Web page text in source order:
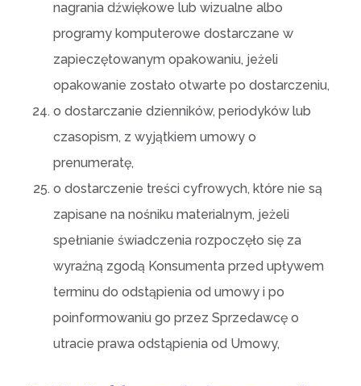
nagrania dźwiękowe lub wizualne albo
programy komputerowe dostarczane w
zapieczętowanym opakowaniu, jeżeli
opakowanie zostało otwarte po dostarczeniu,
o dostarczanie dzienników, periodyków lub
czasopism, z wyjątkiem umowy o
prenumeratę,
o dostarczenie treści cyfrowych, które nie są
zapisane na nośniku materialnym, jeżeli
spełnianie świadczenia rozpoczęło się za
wyraźną zgodą Konsumenta przed upływem
terminu do odstąpienia od umowy i po
poinformowaniu go przez Sprzedawcę o
utracie prawa odstąpienia od Umowy,